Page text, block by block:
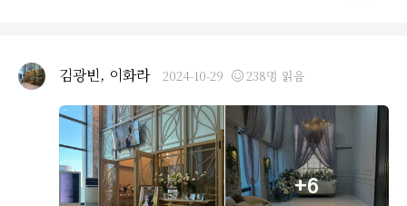
이고 주차공간도 널널하고 많다는 점이 좋았어요. 마찬가
지로 지방러들의 주차를 위해서는 꼭 필요한 부분이죠. [단
점] 1. ATM 기기가 없어요 (아쉽게도 ATM 기기가 건물 안
에 없다고 하네요. 그래도 주위에 은행이 종류별로 다 있어
서 ATM과의 거리가 굉장히 가깝습니다) 2. 신부 대기실 커
텐과 웨딩홀 의자 디자인이 아쉬워요 (이 부분은 2025년 8
김광빈, 이화라 2024-10-29 238명 읽음
+6